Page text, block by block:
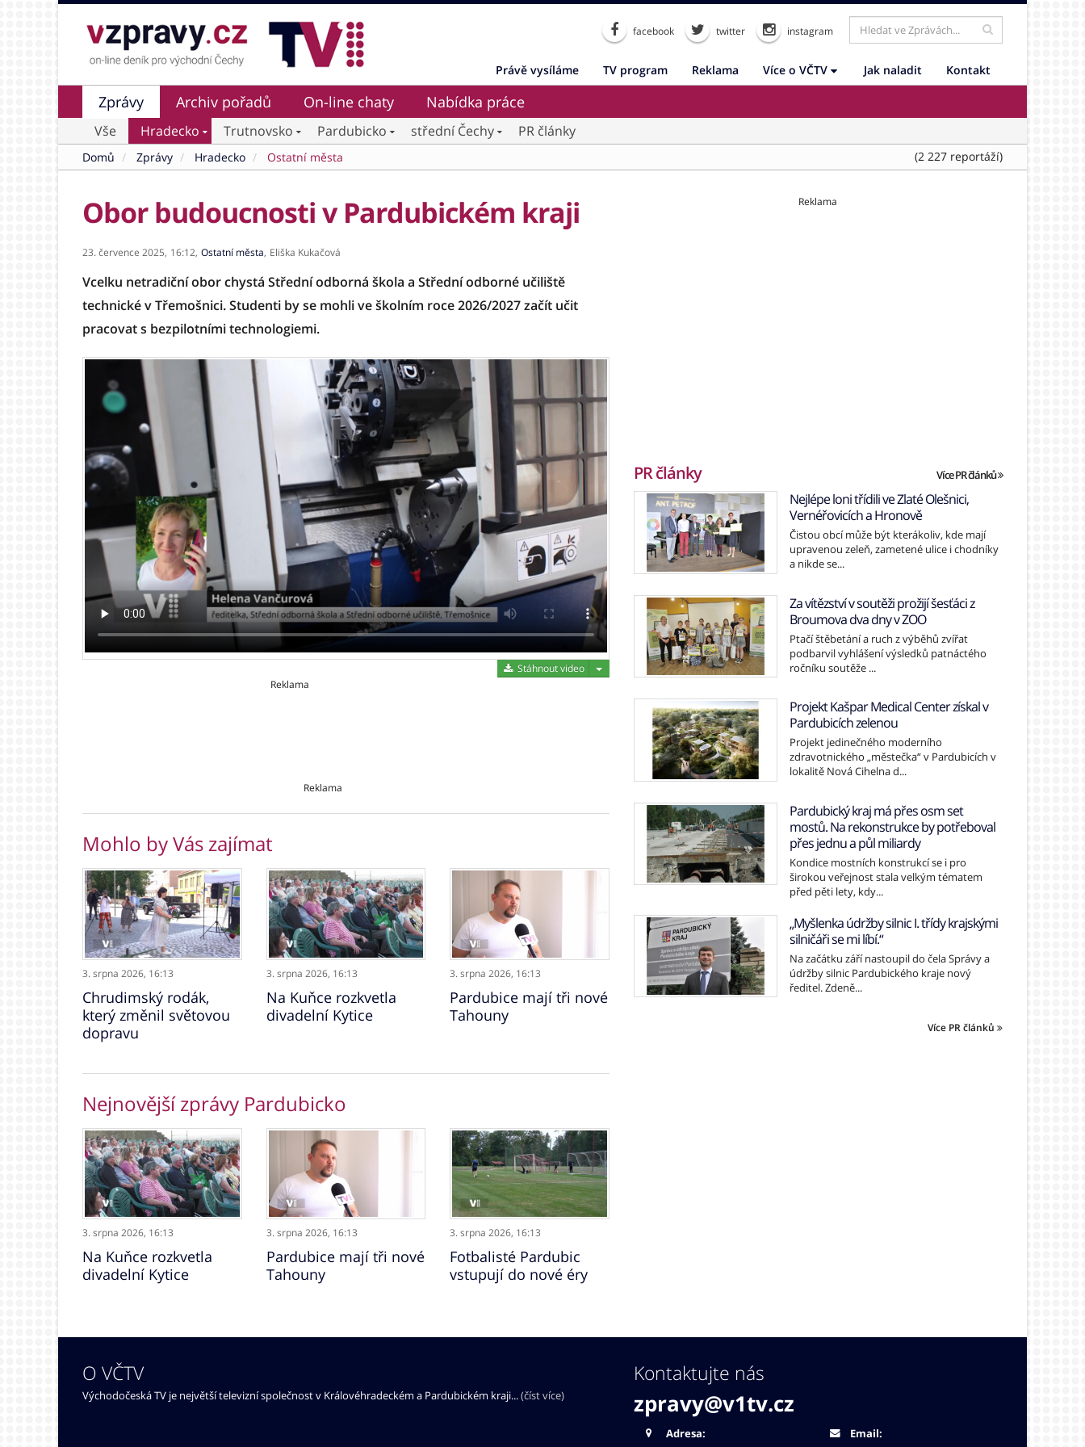
facebook twitter instagram
Právě vysíláme TV program Reklama Více o VČTV Jak naladit Kontakt
Zprávy Archiv pořadů On-line chaty Nabídka práce
Vše Hradecko Trutnovsko Pardubicko střední Čechy PR články
(2 227 reportáží)
Domů Zprávy Hradecko Ostatní města
Obor budoucnosti v Pardubickém kraji
23. července 2025, 16:12, Ostatní města, Eliška Kukačová
Vcelku netradiční obor chystá Střední odborná škola a Střední odborné učiliště
technické v Třemošnici. Studenti by se mohli ve školním roce 2026/2027 začít učit
pracovat s bezpilotními technologiemi.
Stáhnout video
Stáhnout video
Reklama
Reklama
Mohlo by Vás zajímat
3. srpna 2026, 16:13
Chrudimský rodák,
který změnil světovou
dopravu
3. srpna 2026, 16:13
Na Kuňce rozkvetla
divadelní Kytice
3. srpna 2026, 16:13
Pardubice mají tři nové
Tahouny
Nejnovější zprávy Pardubicko
3. srpna 2026, 16:13
Na Kuňce rozkvetla
divadelní Kytice
3. srpna 2026, 16:13
Pardubice mají tři nové
Tahouny
3. srpna 2026, 16:13
Fotbalisté Pardubic
vstupují do nové éry
Reklama
PR články Více PR článků
Nejlépe loni třídili ve Zlaté Olešnici,
Vernéřovicích a Hronově
Čistou obcí může být kterákoliv, kde mají
upravenou zeleň, zametené ulice i chodníky
a nikde se...
Za vítězství v soutěži prožijí šesťáci z
Broumova dva dny v ZOO
Ptačí štěbetání a ruch z výběhů zvířat
podbarvil vyhlášení výsledků patnáctého
ročníku soutěže ...
Projekt Kašpar Medical Center získal v
Pardubicích zelenou
Projekt jedinečného moderního
zdravotnického „městečka“ v Pardubicích v
lokalitě Nová Cihelna d...
Pardubický kraj má přes osm set
mostů. Na rekonstrukce by potřeboval
přes jednu a půl miliardy
Kondice mostních konstrukcí se i pro
širokou veřejnost stala velkým tématem
před pěti lety, kdy...
„Myšlenka údržby silnic I. třídy krajskými
silničáři se mi líbí.“
Na začátku září nastoupil do čela Správy a
údržby silnic Pardubického kraje nový
ředitel. Zdeně...
Více PR článků
O VČTV
Východočeská TV je největší televizní společnost v Královéhradeckém a Pardubickém kraji...(číst více)
Kontaktujte nás
zpravy@v1tv.cz
Adresa:
Email: